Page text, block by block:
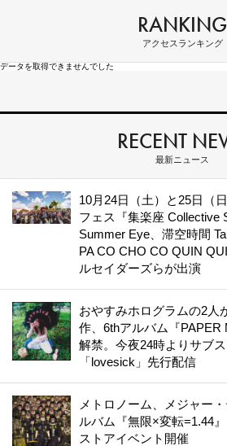
RANKING
アクセスランキング
データを取得できませんでした
RECENT
最新ニュース
10月24日（土）と25日（
フェス『集楽座 Collective
Summer Eye、滞空時間
PA CO CHO CO QUIN
ルセイダーズらが出演
おやすみホログラムの2人
作、6thアルバム『
解禁。今夜24時よりサブ
「lovesick」先行配信
メトロノーム、メジャー
ルバム『無限×変転=1.44
ストアイベント開催